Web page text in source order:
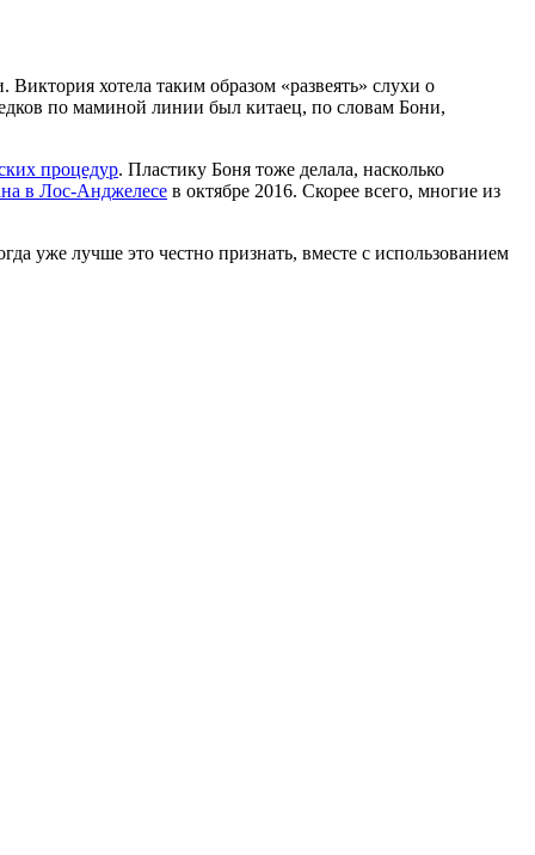
хотела таким образом «развеять» слухи о
по маминой линии был китаец, по словам Бони,
процедур. Пластику Боня тоже делала, насколько
в Лос-Анджелесе в октябре 2016. Скорее всего, многие из
уже лучше это честно признать, вместе с использованием